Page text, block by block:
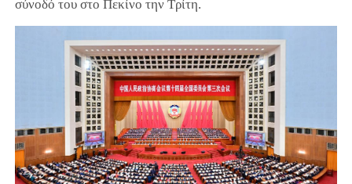
σύνοδό του στο Πεκίνο την Τρίτη.